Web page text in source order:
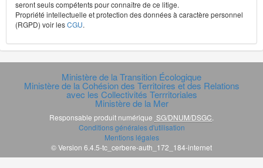
seront seuls compétents pour connaître de ce litige.
Propriété intellectuelle et protection des données à caractère personnel
(RGPD) voir lesCGU.
Ministère de la Transition Écologique
Ministère de la Cohésion des Territoires et des Relations
avec les Collectivités Terrritoriales
Ministère de la Mer
Responsable produit numérique SG/DNUM/DSGC
Conditions générales d'utilisation
Mentions légales
© Version 6.4.5-tc_cerbere-auth_172_184-internet